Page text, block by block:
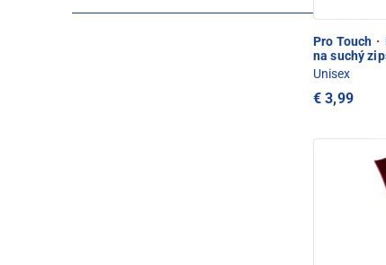
Pro Touch ·
na suchý
Unisex
€ 3,99